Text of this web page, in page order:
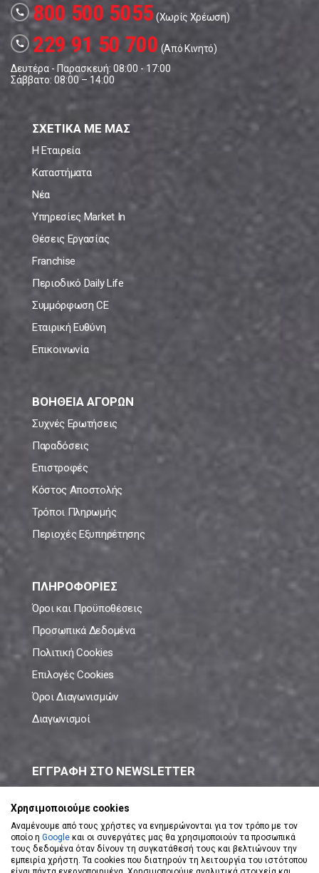
call 800 500 5055(Χωρίς Χρέωση)
call 229 91 50 700 (Από Κινητό)
Δευτέρα - Παρασκευή: 08:00 - 17:00
Σάββατο: 08:00 – 14:00
ΣΧΕΤΙΚΑ ΜΕ ΜΑΣ
Η Εταιρεία
Καταστήματα
Νέα
Υπηρεσίες Market In
Θέσεις Εργασίας
Franchise
Περιοδικό Daily Life
Συμμόρφωση CE
Εταιρική Ευθύνη
Επικοινωνία
ΒΟΗΘΕΙΑ ΑΓΟΡΩΝ
Συχνές Ερωτήσεις
Παραδόσεις
Επιστροφές
Κόστος Αποστολής
Τρόποι Πληρωμής
Περιοχές Εξυπηρέτησης
ΠΛΗΡΟΦΟΡΙΕΣ
Όροι και Προϋποθέσεις
Προσωπικά Δεδομένα
Πολιτική Cookies
Επιλογές Cookies
Όροι Διαγωνισμών
Διαγωνισμοί
ΕΓΓΡΑΦΗ ΣΤΟ NEWSLETTER
Χρησιμοποιούμε cookies
Αναμένουμε από τους χρήστες να ενημερώνονται για τον τρόπο με τον
οποίο η Google και οι συνεργάτες μας θα χρησιμοποιούν τα προσωπικά
τους δεδομένα όταν δίνουν τη συγκατάθεσή τους και βελτιώνουν την
εμπειρία χρήστη. Τα cookies που διατηρούν τη λειτουργία του ιστότοπου